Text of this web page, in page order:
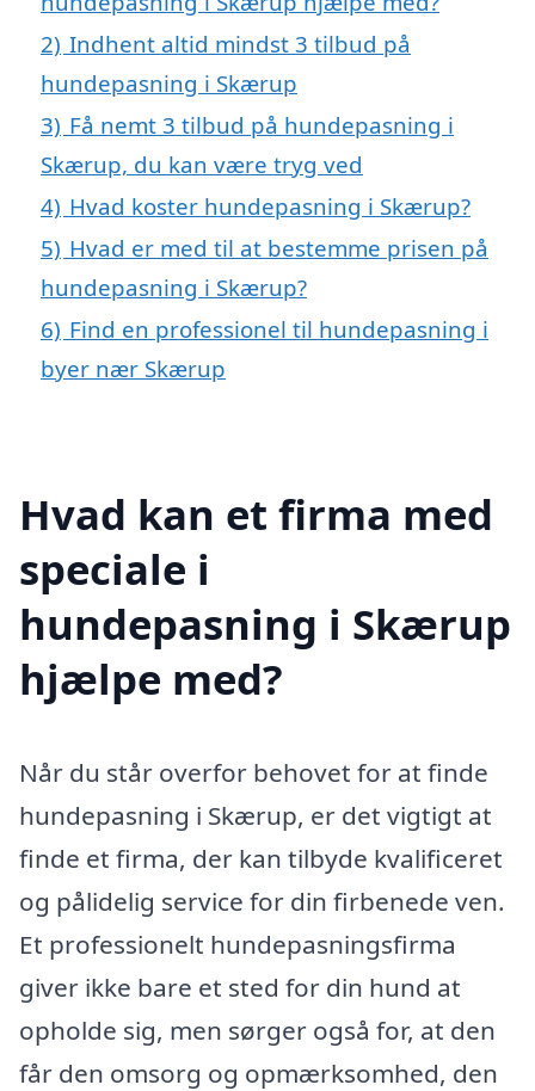
2) Indhent altid mindst 3 tilbud på
hundepasning i Skærup
3) Få nemt 3 tilbud på hundepasning i
Skærup, du kan være tryg ved
4) Hvad koster hundepasning i Skærup?
5) Hvad er med til at bestemme prisen på
hundepasning i Skærup?
6) Find en professionel til hundepasning i
byer nær Skærup
Hvad kan et firma med
speciale i
hundepasning i Skærup
hjælpe med?
Når du står overfor behovet for at finde
hundepasning i Skærup, er det vigtigt at
finde et firma, der kan tilbyde kvalificeret
og pålidelig service for din firbenede ven.
Et professionelt hundepasningsfirma
giver ikke bare et sted for din hund at
opholde sig, men sørger også for, at den
får den omsorg og opmærksomhed, den